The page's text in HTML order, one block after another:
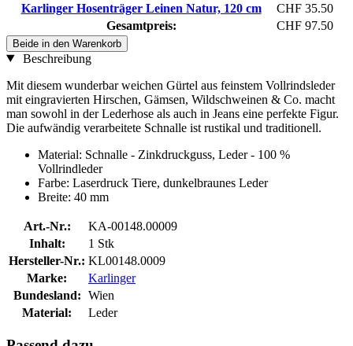
Karlinger Hosenträger Leinen Natur, 120 cm
CHF 35.50
Gesamtpreis:
CHF 97.50
Beide in den Warenkorb
Beschreibung
Mit diesem wunderbar weichen Gürtel aus feinstem Vollrindsleder
mit eingravierten Hirschen, Gämsen, Wildschweinen & Co. macht
man sowohl in der Lederhose als auch in Jeans eine perfekte Figur.
Die aufwändig verarbeitete Schnalle ist rustikal und traditionell.
Material: Schnalle - Zinkdruckguss, Leder - 100 %
Vollrindleder
Farbe: Laserdruck Tiere, dunkelbraunes Leder
Breite: 40 mm
Art.-Nr.:
KA-00148.00009
Inhalt:
1 Stk
Hersteller-Nr.: KL00148.0009
Marke:
Karlinger
Bundesland: Wien
Material:
Leder